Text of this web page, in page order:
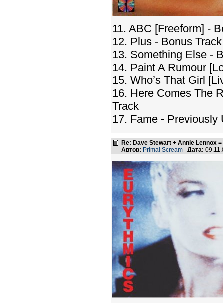
11. ABC [Freeform] -
12. Plus - Bonus Track
13. Something Else -
14. Paint A Rumour
15. Who’s That Girl
16. Here Comes The
Track
17. Fame - Previously
Re: Dave Stewart + Annie Lennox
Автор: Primal Scream Дата: